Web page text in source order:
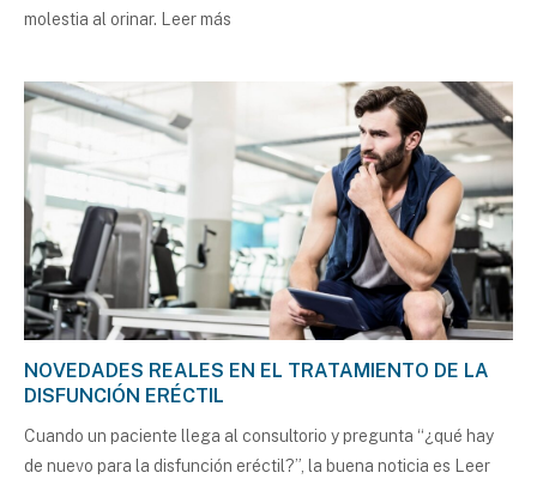
molestia al orinar.
Leer más
NOVEDADES REALES EN EL TRATAMIENTO DE LA
DISFUNCIÓN ERÉCTIL
Cuando un paciente llega al consultorio y pregunta “¿qué hay
de nuevo para la disfunción eréctil?”, la buena noticia es
Leer